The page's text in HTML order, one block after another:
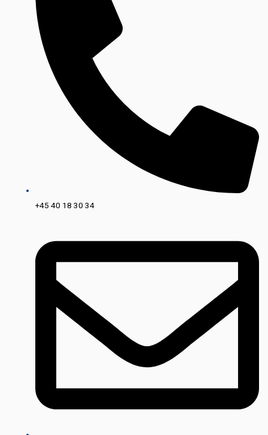
+45 40 18 30 34